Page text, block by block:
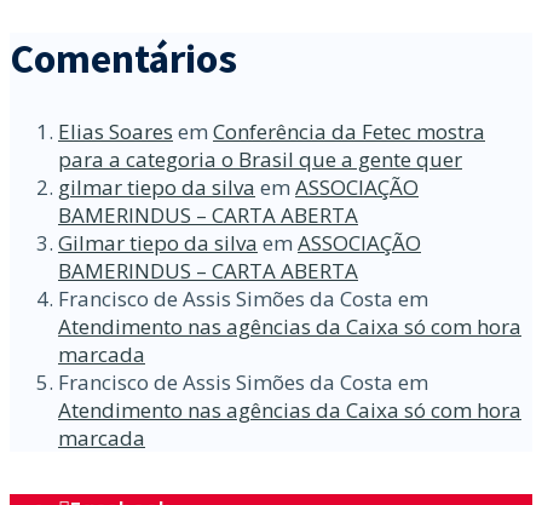
Comentários
Elias Soares em Conferência da Fetec mostra
para a categoria o Brasil que a gente quer
gilmar tiepo da silva em ASSOCIAÇÃO
BAMERINDUS – CARTA ABERTA
Gilmar tiepo da silva em ASSOCIAÇÃO
BAMERINDUS – CARTA ABERTA
Francisco de Assis Simões da Costa em
Atendimento nas agências da Caixa só com hora
marcada
Francisco de Assis Simões da Costa em
Atendimento nas agências da Caixa só com hora
marcada